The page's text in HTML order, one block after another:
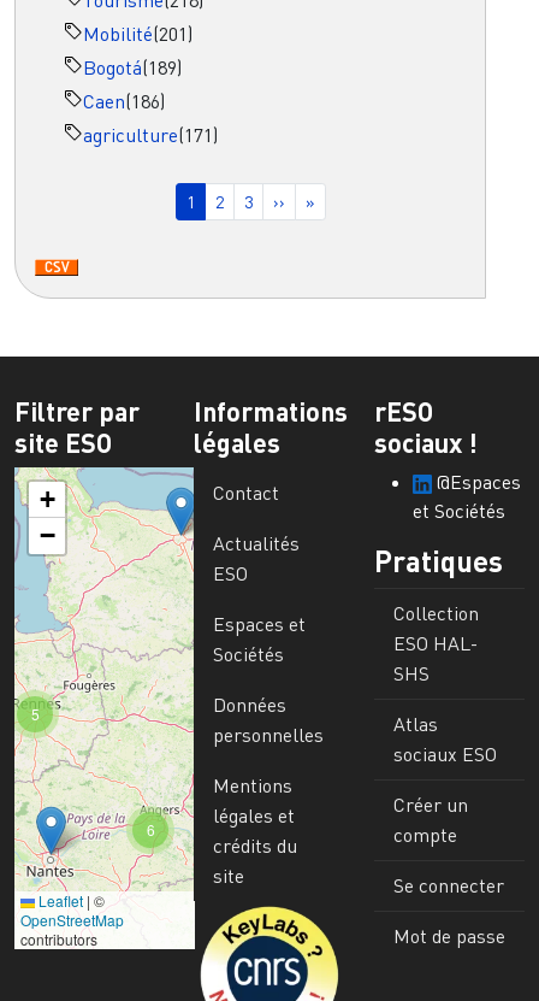
Mobilité(201)
Bogotá(189)
Caen(186)
agriculture(171)
Page courante
1 Page
2 Page
3 Page suivante
›› Dernière page
»
Filtrer par
site ESO
6
5
+
−
Leaflet | ©
OpenStreetMap
contributors
Informations
légales
Contact
Actualités
ESO
Espaces et
Sociétés
Données
personnelles
Mentions
légales et
crédits du
site
Image
rESO
sociaux !
@Espaces
et Sociétés
Pratiques
Collection
ESO HAL-
SHS
Atlas
sociaux ESO
Créer un
compte
Se connecter
Mot de passe